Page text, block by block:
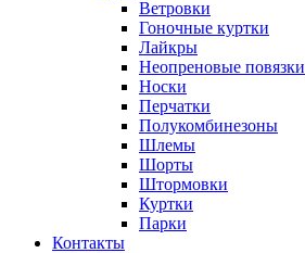
Ветровки
Гоночные куртки
Лайкры
Неопреновые повязки
Носки
Перчатки
Полукомбинезоны
Шлемы
Шорты
Штормовки
Куртки
Парки
Контакты